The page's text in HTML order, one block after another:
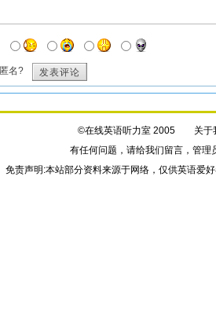
匿名? 发表评论
©在线英语听力室 2005 关于
有任何问题，请给我们留言，管理
免责声明:本站部分资料来源于网络，仅供英语爱